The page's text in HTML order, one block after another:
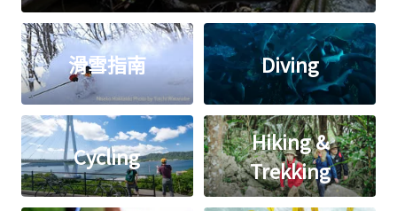
滑雪指南 Diving
Cycling
Hiking &
Trekking